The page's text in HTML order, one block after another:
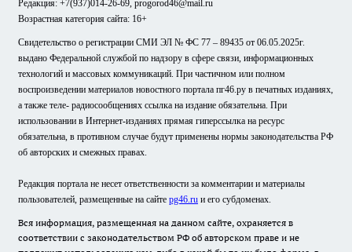
Редакция: +7(937)014-26-69, progorod46@mail.ru
Возрастная категория сайта: 16+
Свидетельство о регистрации СМИ ЭЛ № ФС 77 – 89435 от 06.05.2025г.
выдано Федеральной службой по надзору в сфере связи, информационных
технологий и массовых коммуникаций. При частичном или полном
воспроизведении материалов новостного портала пг46.ру в печатных изданиях,
а также теле- радиосообщениях ссылка на издание обязательна. При
использовании в Интернет-изданиях прямая гиперссылка на ресурс
обязательна, в противном случае будут применены нормы законодательства РФ
об авторских и смежных правах.
Редакция портала не несет ответственности за комментарии и материалы
пользователей, размещенные на сайте pg46.ru и его субдоменах.
Вся информация, размещенная на данном сайте, охраняется в
соответствии с законодательством РФ об авторском праве и не